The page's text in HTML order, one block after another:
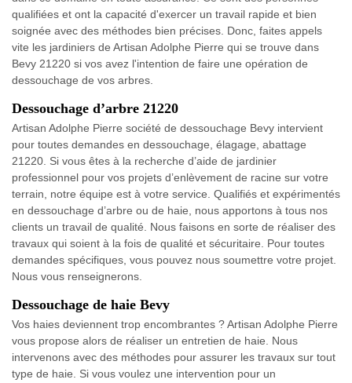
qualifiées et ont la capacité d'exercer un travail rapide et bien
soignée avec des méthodes bien précises. Donc, faites appels
vite les jardiniers de Artisan Adolphe Pierre qui se trouve dans
Bevy 21220 si vos avez l'intention de faire une opération de
dessouchage de vos arbres.
Dessouchage d’arbre 21220
Artisan Adolphe Pierre société de dessouchage Bevy intervient
pour toutes demandes en dessouchage, élagage, abattage
21220. Si vous êtes à la recherche d’aide de jardinier
professionnel pour vos projets d’enlèvement de racine sur votre
terrain, notre équipe est à votre service. Qualifiés et expérimentés
en dessouchage d’arbre ou de haie, nous apportons à tous nos
clients un travail de qualité. Nous faisons en sorte de réaliser des
travaux qui soient à la fois de qualité et sécuritaire. Pour toutes
demandes spécifiques, vous pouvez nous soumettre votre projet.
Nous vous renseignerons.
Dessouchage de haie Bevy
Vos haies deviennent trop encombrantes ? Artisan Adolphe Pierre
vous propose alors de réaliser un entretien de haie. Nous
intervenons avec des méthodes pour assurer les travaux sur tout
type de haie. Si vous voulez une intervention pour un